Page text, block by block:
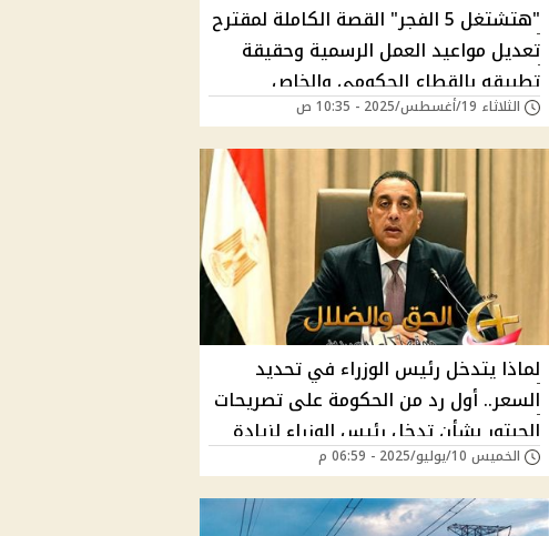
"هتشتغل 5 الفجر" القصة الكاملة لمقترح
تعديل مواعيد العمل الرسمية وحقيقة
تطبيقه بالقطاع الحكومي والخاص
الثلاثاء 19/أغسطس/2025 - 10:35 ص
لماذا يتدخل رئيس الوزراء في تحديد
السعر.. أول رد من الحكومة على تصريحات
الحبتور بشأن تدخل رئيس الوزراء لزيادة
سعر الأراضى
الخميس 10/يوليو/2025 - 06:59 م